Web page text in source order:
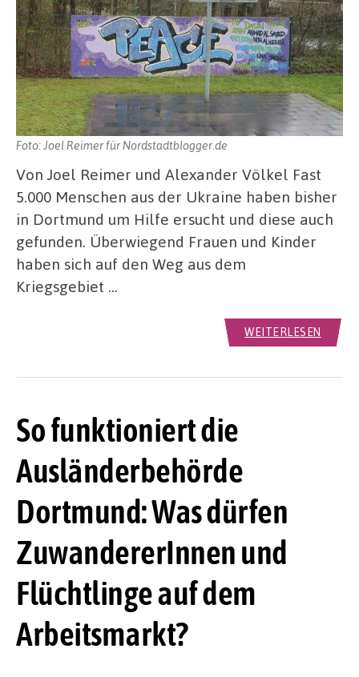
Foto: Joel Reimer für Nordstadtblogger.de
Von Joel Reimer und Alexander Völkel Fast
5.000 Menschen aus der Ukraine haben bisher
in Dortmund um Hilfe ersucht und diese auch
gefunden. Überwiegend Frauen und Kinder
haben sich auf den Weg aus dem
Kriegsgebiet …
WEITERLESEN
So funktioniert die
Ausländerbehörde
Dortmund: Was dürfen
ZuwandererInnen und
Flüchtlinge auf dem
Arbeitsmarkt?